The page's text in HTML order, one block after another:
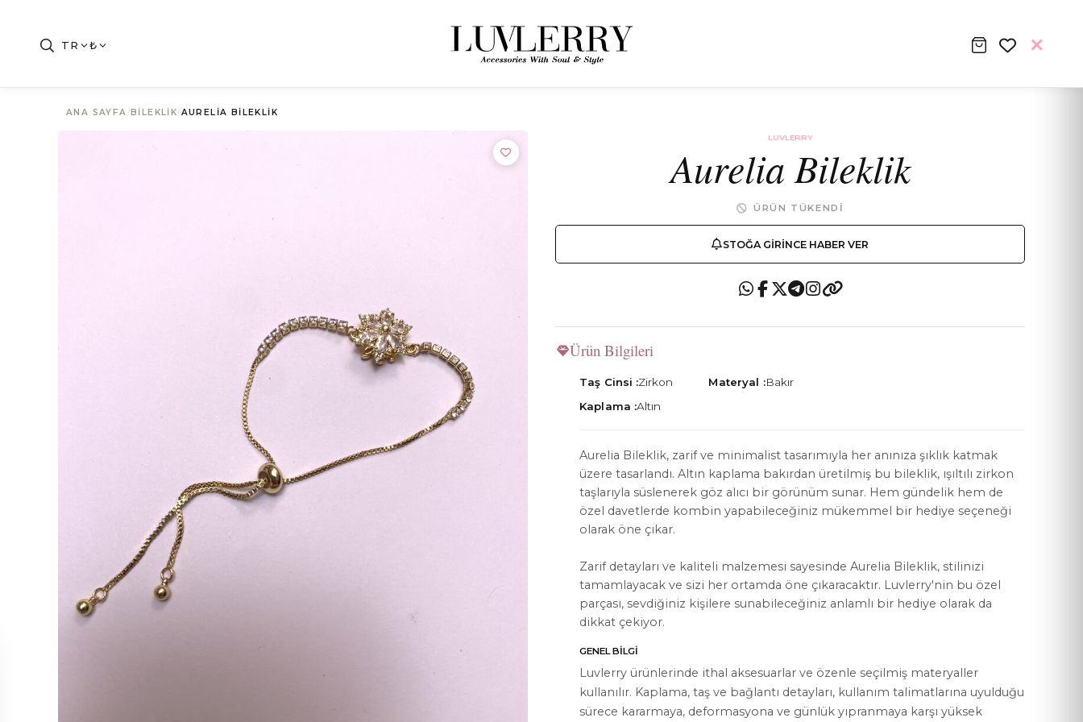
Luvlerry Dünyasına Katılın
Yeni koleksiyon ve özel kampanyalardan ilk siz haberdar olun.
İade ve İptal Koşulları
Satış Noktalarımız
KOLEKSİYON HAKKIMIZDA
Hakkımızda
Bize Ulaşın
Instagram
WhatsApp
YASAL KOŞULLAR
Mesafeli Satış Sözleşmesi
KVKK Aydınlatma Metni
Çerez Politikası
TR ₺
ANA SAYFA/BILEKLIK/AURELIA BILEKLIK
LUVLERRY
Aurelia Bileklik
ÜRÜN TÜKENDI
STOĞA GIRINCE HABER VER
Ürün Bilgileri
Taş Cinsi :Zirkon
Kaplama :Altın
Materyal :Bakır
Aurelia Bileklik, zarif ve minimalist tasarımıyla her anınıza şıklık katmak
üzere tasarlandı. Altın kaplama bakırdan üretilmiş bu bileklik, ışıltılı zirkon
taşlarıyla süslenerek göz alıcı bir görünüm sunar. Hem gündelik hem de
özel davetlerde kombin yapabileceğiniz mükemmel bir hediye seçeneği
olarak öne çıkar.
Zarif detayları ve kaliteli malzemesi sayesinde Aurelia Bileklik, stilinizi
tamamlayacak ve sizi her ortamda öne çıkaracaktır. Luvlerry'nin bu özel
parçası, sevdiğiniz kişilere sunabileceğiniz anlamlı bir hediye olarak da
dikkat çekiyor.
GENEL BILGI
Luvlerry ürünlerinde ithal aksesuarlar ve özenle seçilmiş materyaller
kullanılır. Kaplama, taş ve bağlantı detayları, kullanım talimatlarına uyulduğu
sürece kararmaya, deformasyona ve günlük yıpranmaya karşı yüksek